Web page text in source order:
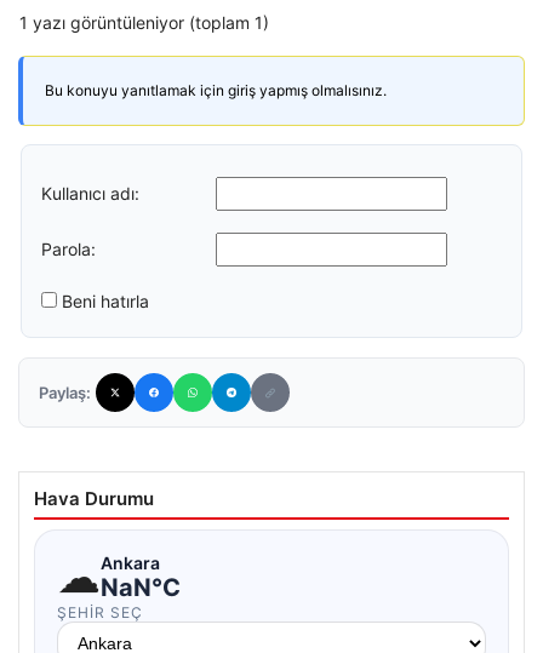
1 yazı görüntüleniyor (toplam 1)
Bu konuyu yanıtlamak için giriş yapmış olmalısınız.
Kullanıcı adı:
Parola:
Beni hatırla
Paylaş:
Hava Durumu
☁Ankara
NaN°C
ŞEHIR SEÇ